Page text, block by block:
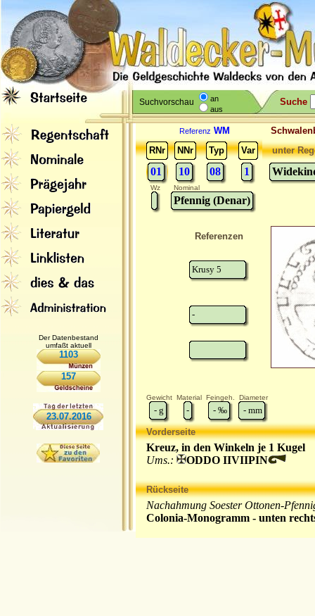
Suchvorschau
an
aus
Suche
Der Datenbestand
umfaßt aktuell
1103
157
23.07.2016
Referenz WM
RNr
NNr Typ Var
01 10 08 1
unter
Wz Nominal
Pfennig (Denar)
Referenzen
Krusy 5
-
Gewicht Material Feingeh. Diameter
- g - - ‰ - mm
Vorderseite
Kreuz, in den Winkeln je 1 Kugel
Ums.:
ODDO IIVIIPIN
Rückseite
Nachahmung Soester Ottonen-
Colonia-Monogramm - unten